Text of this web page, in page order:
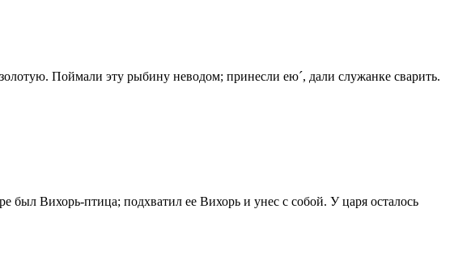
Поймали эту рыбину неводом; принесли ею´, дали служанке сварить.
был Вихорь-птица; подхватил ее Вихорь и унес с собой. У царя осталось